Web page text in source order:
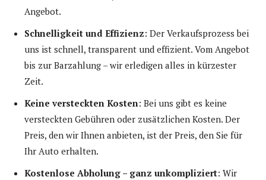
Angebot.
Schnelligkeit und Effizienz: Der Verkaufsprozess bei
uns ist schnell, transparent und effizient. Vom Angebot
bis zur Barzahlung – wir erledigen alles in kürzester
Zeit.
Keine versteckten Kosten: Bei uns gibt es keine
versteckten Gebühren oder zusätzlichen Kosten. Der
Preis, den wir Ihnen anbieten, ist der Preis, den Sie für
Ihr Auto erhalten.
Kostenlose Abholung – ganz unkompliziert: Wir